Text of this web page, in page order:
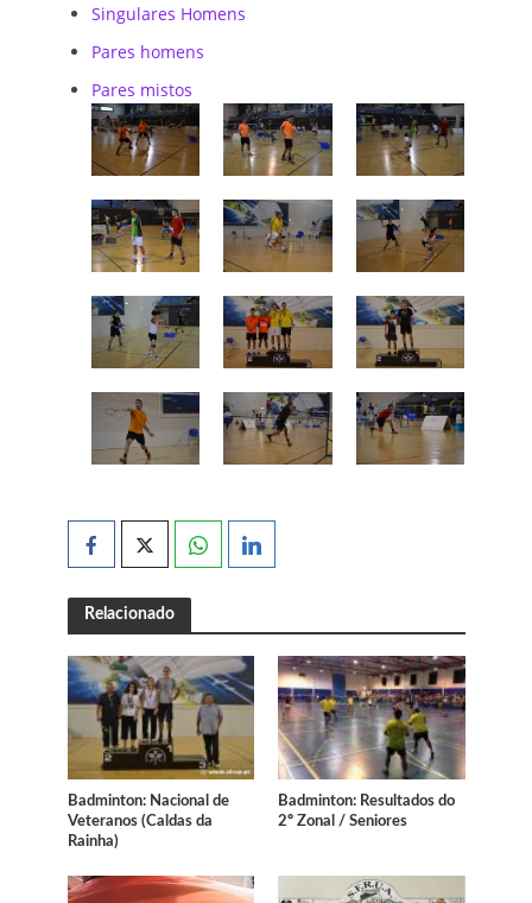
Singulares Homens
Pares homens
Pares mistos
Relacionado
Badminton: Nacional de
Veteranos (Caldas da
Rainha)
Badminton: Resultados do
2º Zonal / Seniores